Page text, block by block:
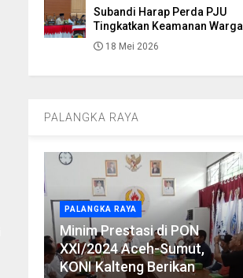
Subandi Harap Perda PJU
Tingkatkan Keamanan Warga
18 Mei 2026
PALANGKA RAYA
PALANGKA RAYA
Minim Prestasi di PON
XXI/2024 Aceh-Sumut,
KONI Kalteng Berikan